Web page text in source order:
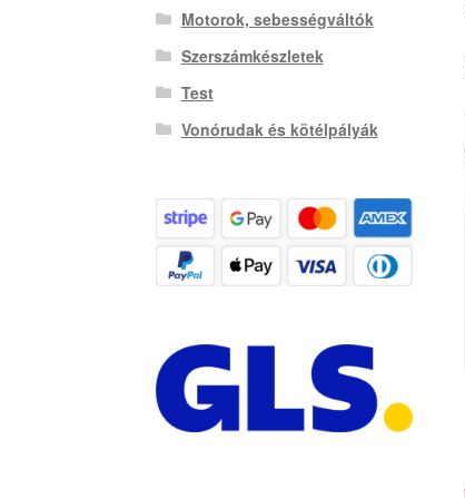
Motorok, sebességváltók
Szerszámkészletek
Test
Vonórudak és kötélpályák